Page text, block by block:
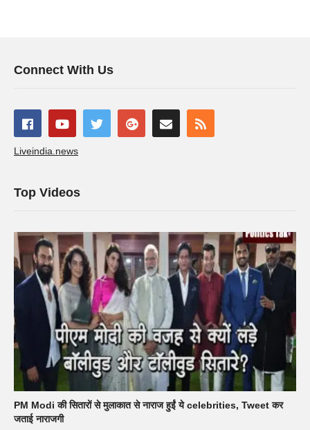
Connect With Us
Liveindia.news
Top Videos
PM Modi की सितारों से मुलाकात से नाराज हुईं ये celebrities, Tweet कर
जताई नाराजगी